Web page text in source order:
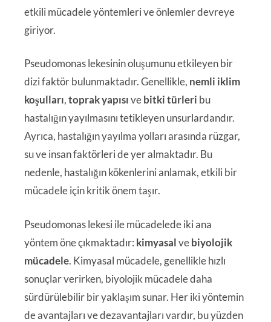
etkili mücadele yöntemleri ve önlemler devreye
giriyor.
Pseudomonas lekesinin oluşumunu etkileyen bir
dizi faktör bulunmaktadır. Genellikle, nemli iklim
koşulları,toprak yapısıvebitki türleri bu
hastalığın yayılmasını tetikleyen unsurlardandır.
Ayrıca, hastalığın yayılma yolları arasında rüzgar,
su ve insan faktörleri de yer almaktadır. Bu
nedenle, hastalığın kökenlerini anlamak, etkili bir
mücadele için kritik önem taşır.
Pseudomonas lekesi ile mücadelede iki ana
yöntem öne çıkmaktadır: kimyasalvebiyolojik
mücadele. Kimyasal mücadele, genellikle hızlı
sonuçlar verirken, biyolojik mücadele daha
sürdürülebilir bir yaklaşım sunar. Her iki yöntemin
de avantajları ve dezavantajları vardır, bu yüzden